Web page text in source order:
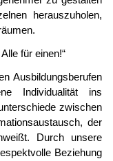
herauszuholen,
für einen!“
Ausbildungsberufen
Individualität ins
zwischen
der
Durch unsere
Beziehung